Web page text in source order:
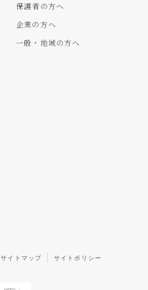
保護者の方へ
企業の方へ
一般・地域の方へ
サイトマップ サイトポリシー